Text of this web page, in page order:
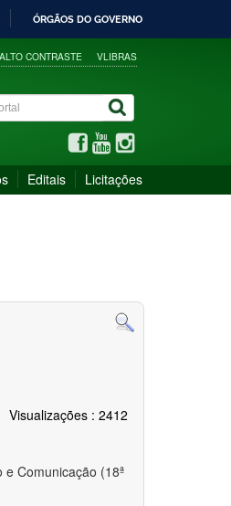
ÓRGÃOS DO GOVERNO
ALTO CONTRASTE VLIBRAS
Editais Licitações
Visualizações: 2412
Comunicação (18ª